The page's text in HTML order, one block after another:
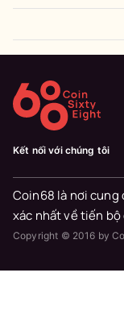
Kết nối với chúng tôi
Coin68 là nơi cung
xác nhất về tiến
Copyright © 2016 by